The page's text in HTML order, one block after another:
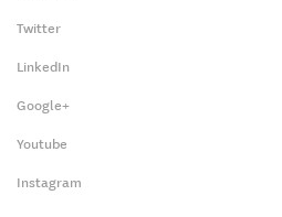
Twitter
LinkedIn
Google+
Youtube
Instagram